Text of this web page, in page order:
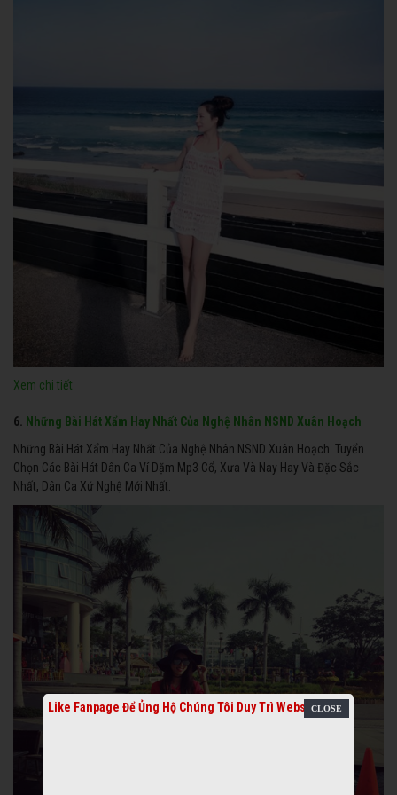
Xem chi tiết
6.
Những Bài Hát Xẩm Hay Nhất Của Nghệ Nhân NSND Xuân Hoạch
Những Bài Hát Xẩm Hay Nhất Của Nghệ Nhân NSND Xuân Hoạch. Tuyển
Chọn Các Bài Hát Dân Ca Ví Dặm Mp3 Cổ, Xưa Và Nay Hay Và Đặc Sắc
Nhất, Dân Ca Xứ Nghệ Mới Nhất.
Like Fanpage Để Ủng Hộ Chúng Tôi Duy Trì Website